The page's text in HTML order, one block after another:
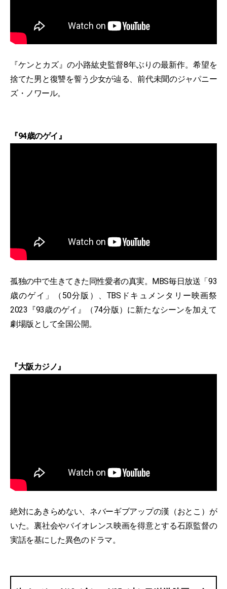
『ケンとカズ』の⼩路紘史監督8年ぶりの最新作。希望を
捨てた男と復讐を誓う少⼥が辿る、前代未聞のジャパニー
ズ・ノワール。
『94歳のゲイ』
孤独の中で生きてきた同性愛者の真実。MBS毎日放送「93
歳のゲイ」（50分版）、TBSドキュメンタリー映画祭
2023『93歳のゲイ』（74分版）に新たなシーンを加えて
劇場版として全国公開。
『大阪カジノ』
絶対にあきらめない、ネバーギブアップの漢（おとこ）が
いた。裏社会やバイオレンス映画を得意とする石原監督の
実話を基にした異色のドラマ。